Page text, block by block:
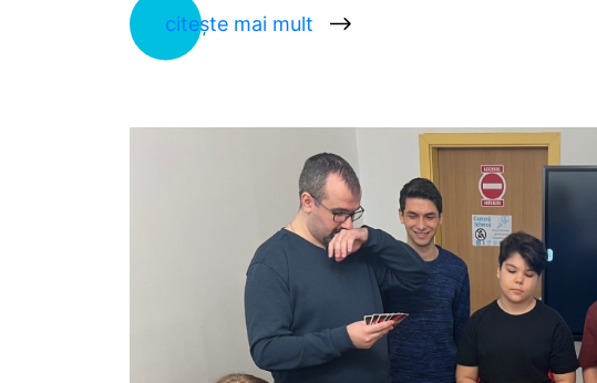
citește mai mult